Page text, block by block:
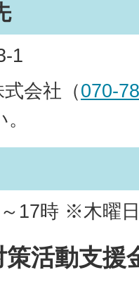
1
会社（070-
17時 ※木曜
活動支援